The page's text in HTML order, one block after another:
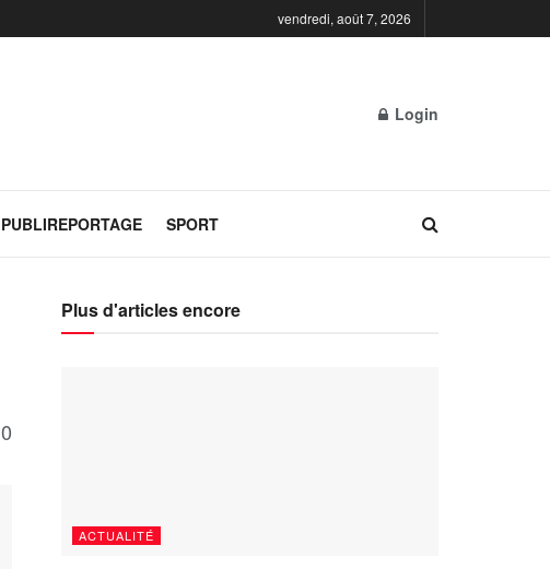
vendredi, août 7, 2026
Login
PUBLIREPORTAGE SPORT
0
Plus d'articles encore
ACTUALITÉ